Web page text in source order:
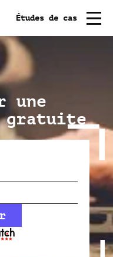
Études de cas
une
gratuite